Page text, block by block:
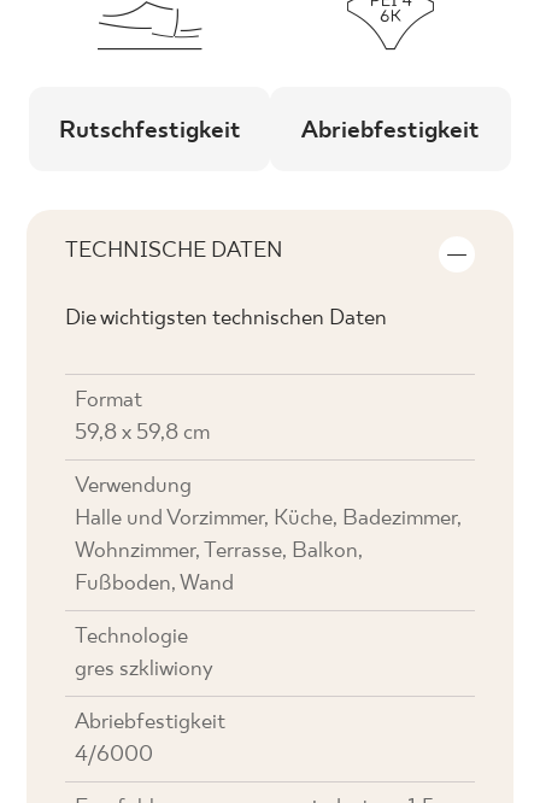
Rutschfestigkeit Abriebfestigkeit
TECHNISCHE DATEN
Die wichtigsten technischen Daten
Format
59,8 x 59,8 cm
Verwendung
Halle und Vorzimmer, Küche, Badezimmer,
Wohnzimmer, Terrasse, Balkon,
Fußboden, Wand
Technologie
gres szkliwiony
Abriebfestigkeit
4/6000